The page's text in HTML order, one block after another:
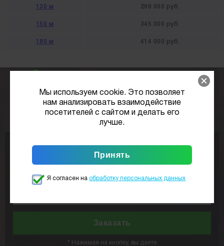
130 м 299 000 руб.
150 м 345 000 руб.
180 м 414 000 руб.
специалистак вам на участок
совершеннобесплатно
* Нажимая на кнопку, вы даете
Мы используем cookie. Это позволяет
нам анализировать взаимодействие
посетителей с сайтом и делать его
лучше.
Я согласен на обработку персональных данных